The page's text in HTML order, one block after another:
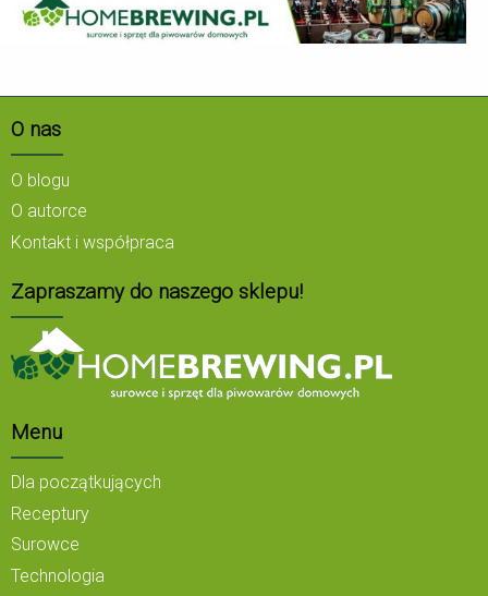
O nas
O blogu
O autorce
Kontakt i współpraca
Zapraszamy do naszego sklepu!
Menu
Dla początkujących
Receptury
Surowce
Technologia